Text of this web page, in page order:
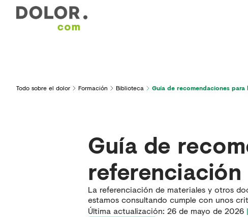
Todo sobre el dolor Formación Biblioteca Guía de recomendaciones
Guía de
La referenciación de materiales y otros
estamos consultando cumple con unos
Última actualización: 26 de mayo de 2026 |